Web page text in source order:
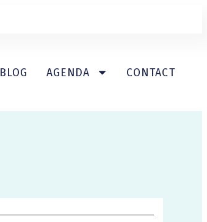
BLOG AGENDA CONTACT